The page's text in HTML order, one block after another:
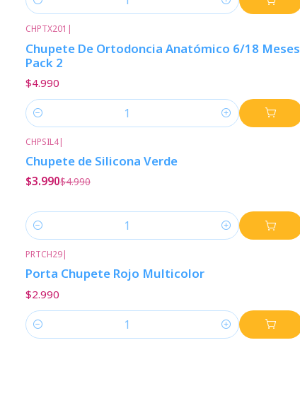
Cantidad
CHPTX201 |
Chupete De Ortodoncia Anatómico 6/18 Meses
Pack 2
$4.990
Cantidad
CHPSIL4|
Chupete de Silicona Verde
$3.990$4.990
Cantidad
PRTCH29|
Porta Chupete Rojo Multicolor
$2.990
Cantidad